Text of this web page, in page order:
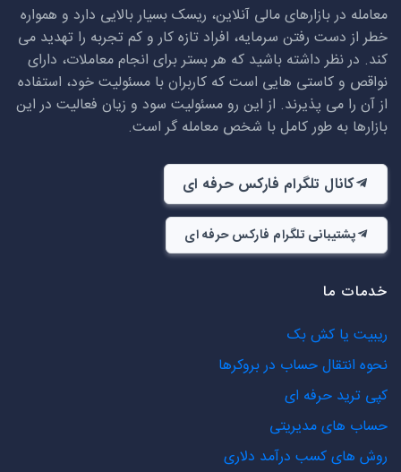
معامله در بازارهای مالی آنلاین، ریسک بسیار بالایی دارد و همواره
خطر از دست رفتن سرمایه، افراد تازه کار و کم تجربه را تهدید می
کند. در نظر داشته باشید که هر بستر برای انجام معاملات، دارای
نواقص و کاستی هایی است که کاربران با مسئولیت خود، استفاده
از آن را می پذیرند. از این رو مسئولیت سود و زیان فعالیت در این
بازارها به طور کامل با شخص معامله گر است.
کانال تلگرام فارکس حرفه ای
پشتیبانی تلگرام فارکس حرفه ای
خدمات ما
ریبیت یا کش بک
نحوه انتقال حساب در بروکرها
کپی ترید حرفه ای
حساب های مدیریتی
روش های کسب درآمد دلاری